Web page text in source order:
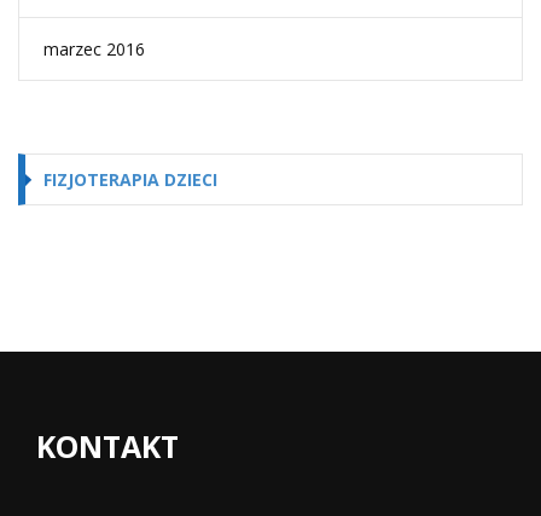
marzec 2016
FIZJOTERAPIA DZIECI
KONTAKT